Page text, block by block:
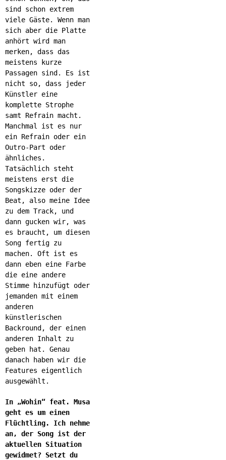
sind schon extrem
viele Gäste. Wenn man
sich aber die Platte
anhört wird man
merken, dass das
meistens kurze
Passagen sind. Es ist
nicht so, dass jeder
Künstler eine
komplette Strophe
samt Refrain macht.
Manchmal ist es nur
ein Refrain oder ein
Outro-Part oder
ähnliches.
Tatsächlich steht
meistens erst die
Songskizze oder der
Beat, also meine Idee
zu dem Track, und
dann gucken wir, was
es braucht, um diesen
Song fertig zu
machen. Oft ist es
dann eben eine Farbe
die eine andere
Stimme hinzufügt oder
jemanden mit einem
anderen
künstlerischen
Backround, der einen
anderen Inhalt zu
geben hat. Genau
danach haben wir die
Features eigentlich
ausgewählt.
In „Wohin“ feat. Musa
geht es um einen
Flüchtling. Ich nehme
an, der Song ist der
aktuellen Situation
gewidmet? Setzt du